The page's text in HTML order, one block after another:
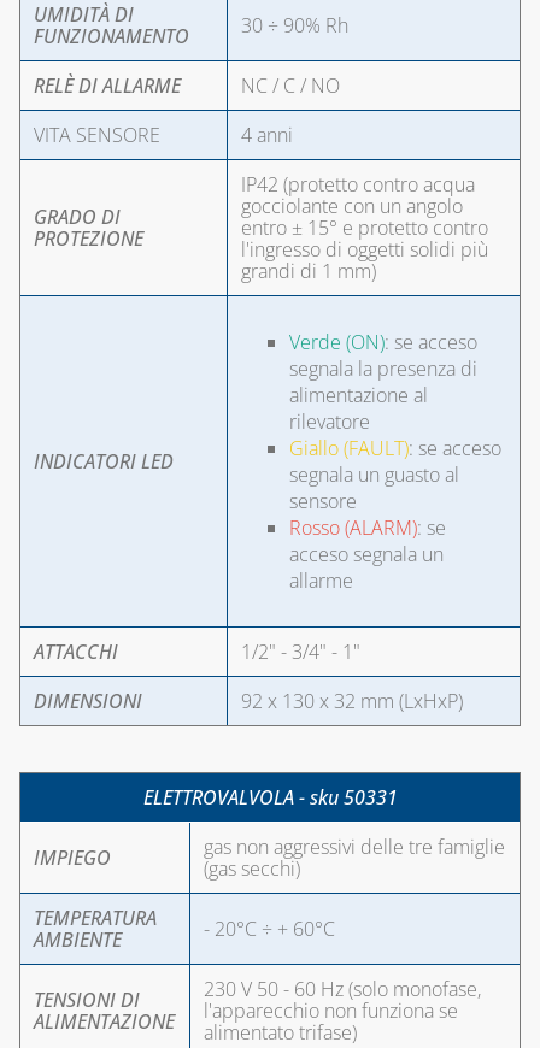
UMIDITÀ DI
FUNZIONAMENTO
30 ÷ 90% Rh
RELÈ DI ALLARME
NC / C / NO
VITA SENSORE
4 anni
GRADO DI
PROTEZIONE
IP42 (protetto contro acqua
gocciolante con un angolo
entro ± 15° e protetto contro
l'ingresso di oggetti solidi più
grandi di 1 mm)
INDICATORI LED
Verde (ON): se acceso
segnala la presenza di
alimentazione al
rilevatore
Giallo (FAULT): se acceso
segnala un guasto al
sensore
Rosso (ALARM): se
acceso segnala un
allarme
ATTACCHI
1/2" - 3/4" - 1"
DIMENSIONI
92 x 130 x 32 mm (LxHxP)
ELETTROVALVOLA - sku 50331
IMPIEGO
gas non aggressivi delle tre famiglie
(gas secchi)
TEMPERATURA
AMBIENTE
- 20°C ÷ + 60°C
TENSIONI DI
ALIMENTAZIONE
230 V 50 - 60 Hz (solo monofase,
l'apparecchio non funziona se
alimentato trifase)